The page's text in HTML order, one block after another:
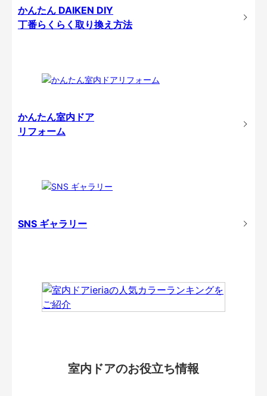
かんたん DAIKEN DIY
丁番らくらく取り換え方法
かんたん室内ドア
リフォーム
SNS ギャラリー
室内ドアのお役立ち情報